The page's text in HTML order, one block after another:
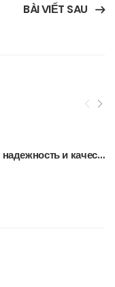
BÀI VIẾT SAU
Гарантированная работа кракен сайт: надежность и качество